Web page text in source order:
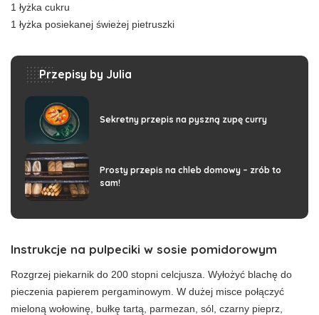
1 łyżka cukru
1 łyżka posiekanej świeżej pietruszki
Przepisy by Julia
Sekretny przepis na pyszną zupę curry
Prosty przepis na chleb domowy – zrób to
sam!
Instrukcje na pulpeciki w sosie pomidorowym
Rozgrzej piekarnik do 200 stopni celcjusza. Wyłożyć blachę do
pieczenia papierem pergaminowym. W dużej misce połączyć
mieloną wołowinę, bułkę tartą, parmezan, sól, czarny pieprz,